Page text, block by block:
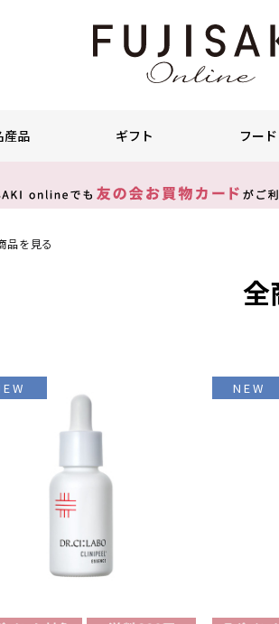
産品 ギフト フー
品を見る
全
NEW